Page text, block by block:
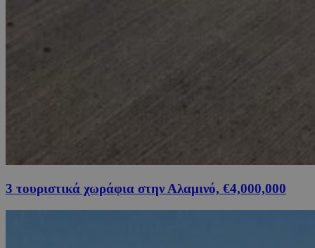
3 τουριστικά χωράφια στην Αλαμινό, €4,000,000